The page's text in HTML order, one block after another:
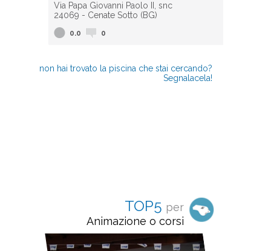
Via Papa Giovanni Paolo II, snc
24069 - Cenate Sotto (BG)
0.0 0
non hai trovato la piscina che stai cercando?
Segnalacela!
TOP5 per
Animazione o corsi